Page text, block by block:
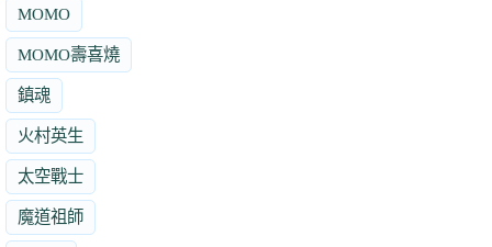
MOMO
MOMO壽喜燒
鎮魂
火村英生
太空戰士
魔道祖師